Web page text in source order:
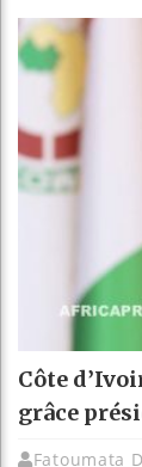
Côte
grâce
Fatoumata